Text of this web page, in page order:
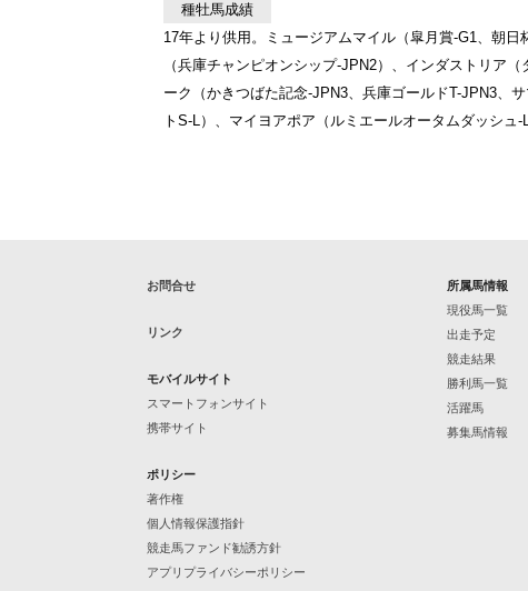
種牡馬成績
17年より供用。ミュージアムマイル（皐月賞-G1、朝
（兵庫チャンピオンシップ-JPN2）、インダストリア
ーク（かきつばた記念-JPN3、兵庫ゴールドT-JPN3、
トS-L）、マイヨアポア（ルミエールオータムダッシュ-
お問合せ
リンク
モバイルサイト
スマートフォンサイト
携帯サイト
ポリシー
著作権
個人情報保護指針
競走馬ファンド勧誘方針
アプリプライバシーポリシー
所属馬情報
現役馬一覧
出走予定
競走結果
勝利馬一覧
活躍馬
募集馬情報